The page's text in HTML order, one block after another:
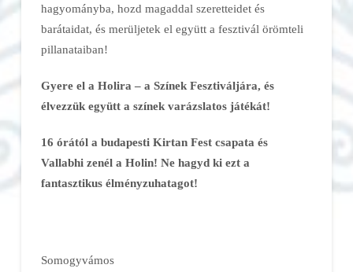
hagyományba, hozd magaddal szeretteidet és
barátaidat, és merüljetek el együtt a fesztivál örömteli
pillanataiban!
Gyere el a Holira – a Színek Fesztiváljára, és
élvezzük együtt a színek varázslatos játékát!
16 órától a budapesti Kirtan Fest csapata és
Vallabhi zenél a Holin! Ne hagyd ki ezt a
fantasztikus élményzuhatagot!
Somogyvámos